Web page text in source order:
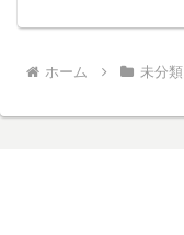
ホーム 未分類